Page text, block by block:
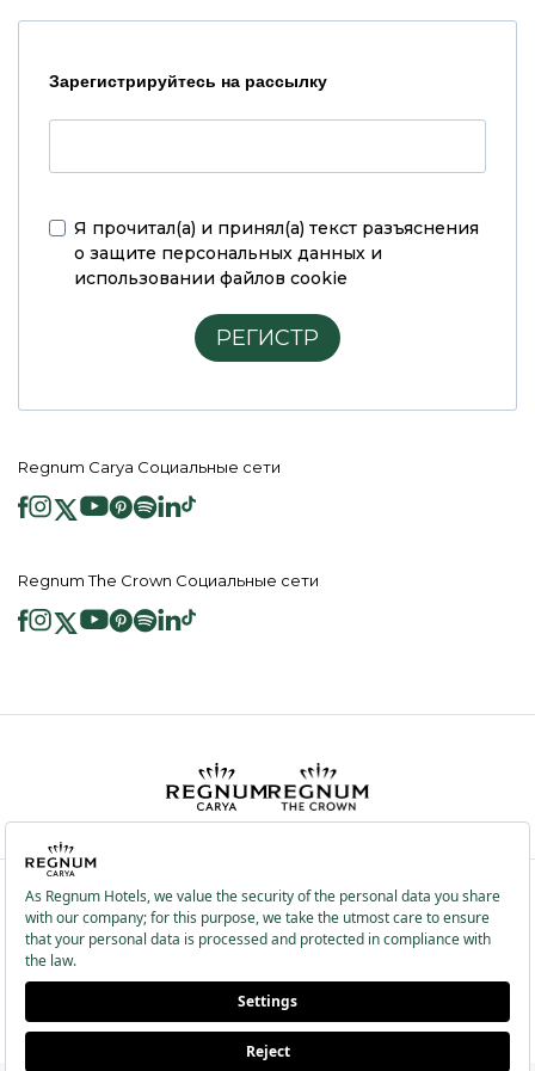
Зарегистрируйтесь на рассылку
Я прочитал(а) и принял(а) текст разъяснения
о защите персональных данных и
использовании файлов cookie
РЕГИСТР
Regnum Carya Социальные сети
Regnum The Crown Социальные сети
2026 ® Regnum Hotels. Все права защищены.
Политика в отношении
Главная
Информационные